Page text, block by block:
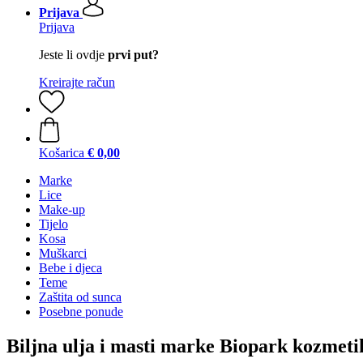
Prijava
Prijava
Jeste li ovdje prvi put?
Kreirajte račun
Košarica € 0,00
Marke
Lice
Make-up
Tijelo
Kosa
Muškarci
Bebe i djeca
Teme
Zaštita od sunca
Posebne ponude
Biljna ulja i masti marke Biopark